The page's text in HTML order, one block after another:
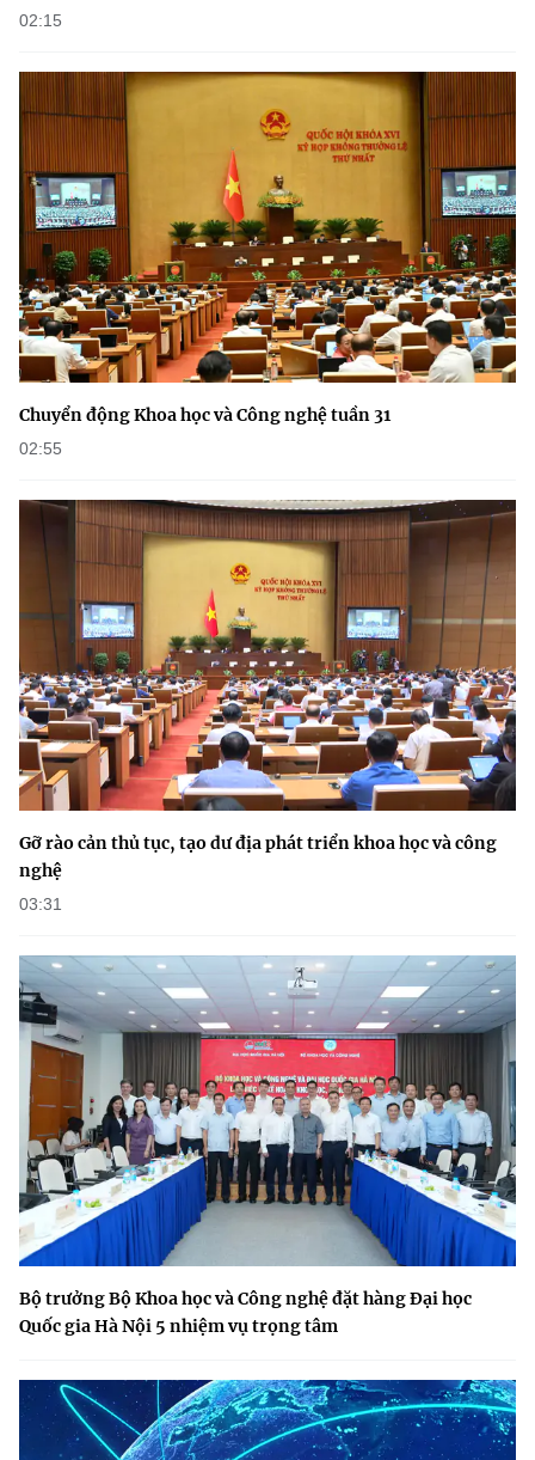
02:15
Chuyển động Khoa học và Công nghệ tuần 31
02:55
Gỡ rào cản thủ tục, tạo dư địa phát triển khoa học và công
nghệ
03:31
Bộ trưởng Bộ Khoa học và Công nghệ đặt hàng Đại học
Quốc gia Hà Nội 5 nhiệm vụ trọng tâm